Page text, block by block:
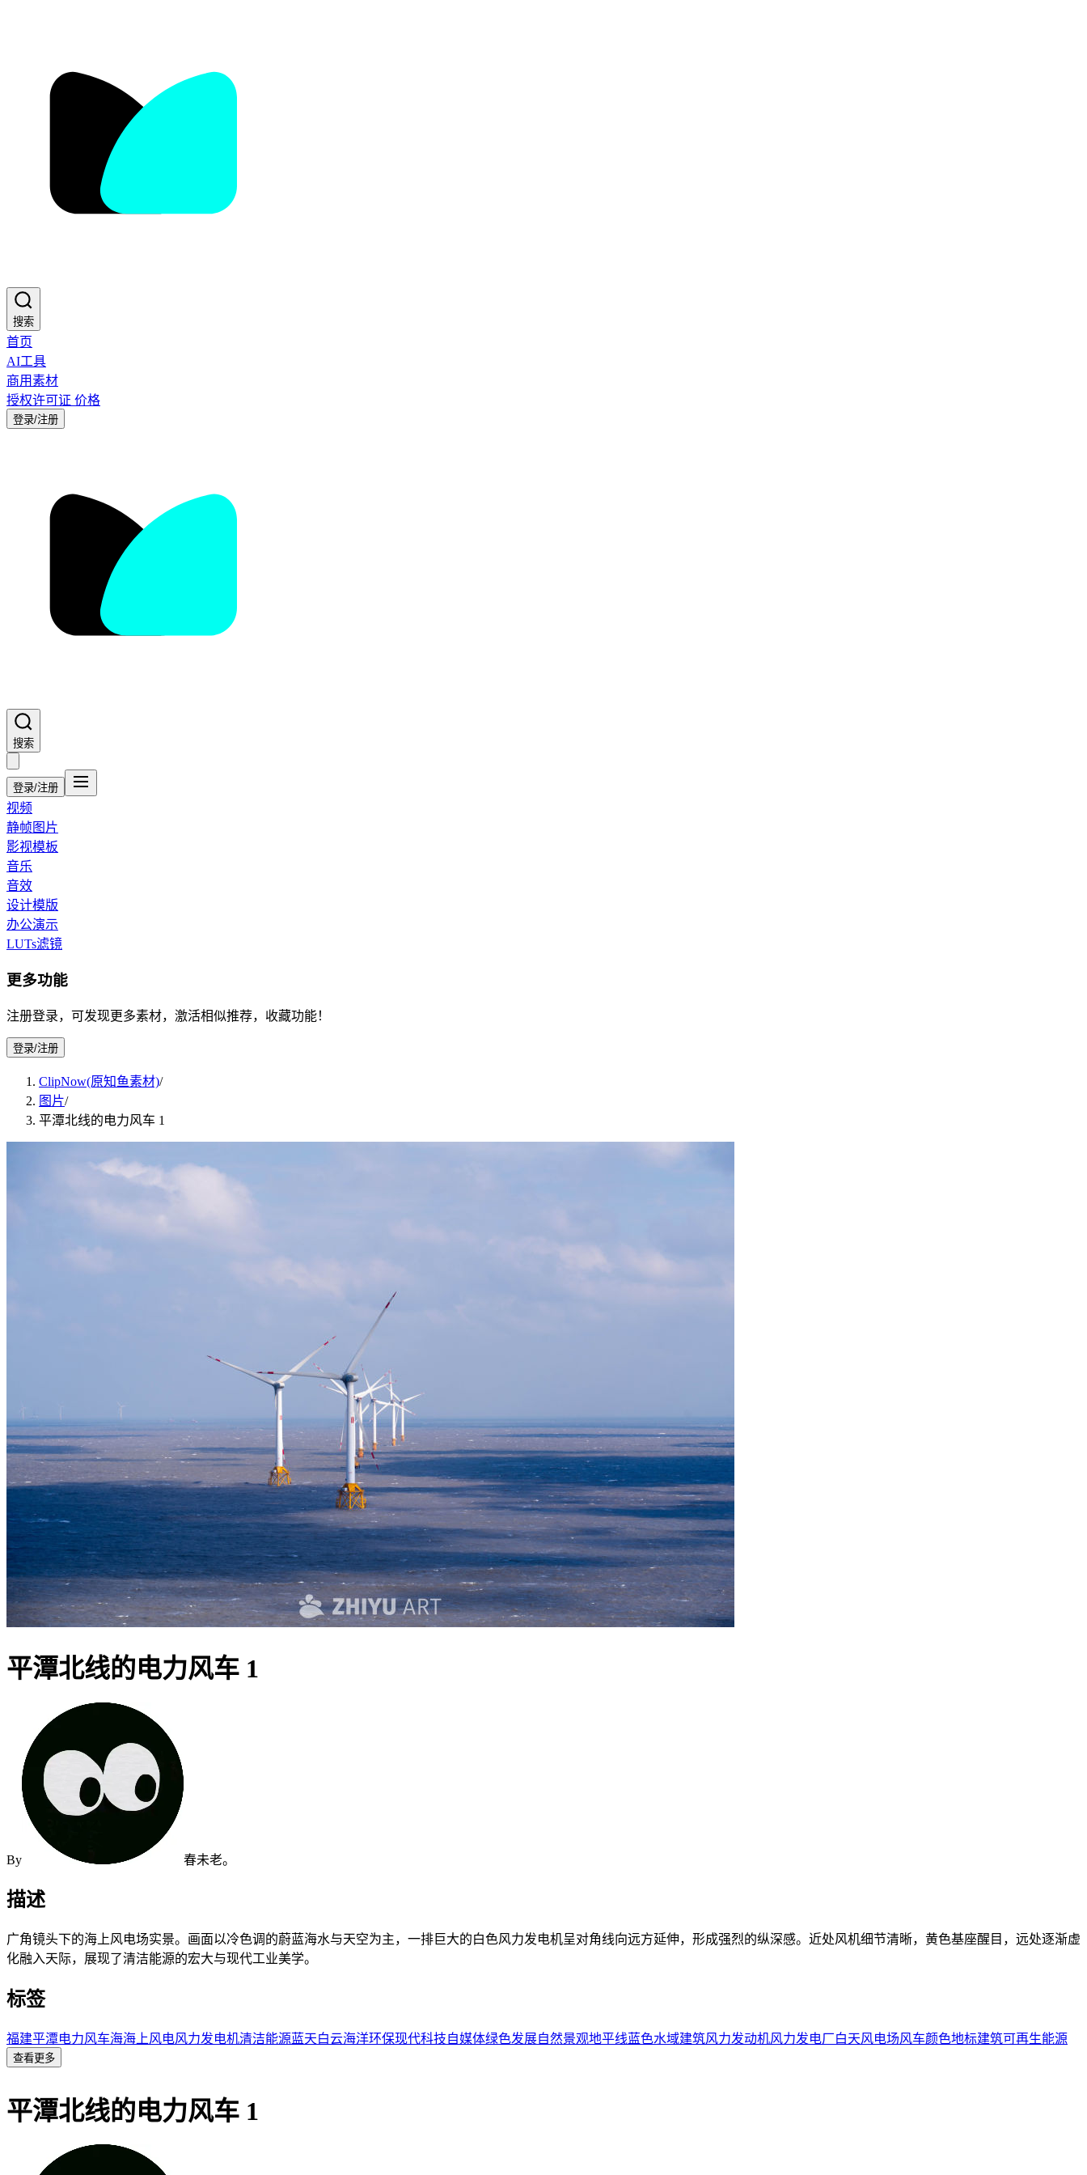
搜索
首页
AI工具
商用素材
授权许可证 价格
登录/注册
搜索
登录/注册
视频
静帧图片
影视模板
音乐
音效
设计模版
办公演示
LUTs滤镜
更多功能
注册登录，可发现更多素材，激活相似推荐，收藏功能！
登录/注册
ClipNow(原知鱼素材)/
图片/
平潭北线的电力风车 1
平潭北线的电力风车 1
By 春未老。
描述
广角镜头下的海上风电场实景。画面以冷色调的蔚蓝海水与天空为主，一排巨大的白色风力发电机呈对角线向远方延伸，形成强烈的纵深感。近处风机细节清晰，黄色基座醒目，远处逐渐虚
化融入天际，展现了清洁能源的宏大与现代工业美学。
标签
福建平潭电力风车海海上风电风力发电机清洁能源蓝天白云海洋环保现代科技自媒体绿色发展自然景观地平线蓝色水域建筑风力发动机风力发电厂白天风电场风车颜色地标建筑可再生能源
查看更多
平潭北线的电力风车 1